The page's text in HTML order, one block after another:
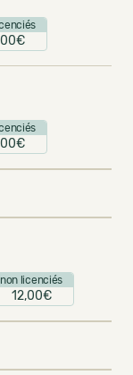
non licenciés
12,00€